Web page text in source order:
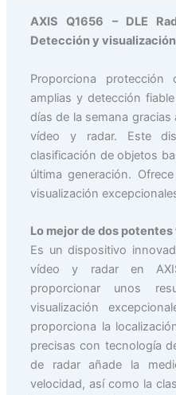
AXIS Q1656 – DLE
Detección y
Proporciona
amplias y detección
días de la semana
vídeo y radar. Este
clasificación de objetos
última generación.
visualización
Lo mejor de dos
Es un dispositivo
vídeo y radar en
proporcionar unos
visualización
proporciona la
precisas con tecnología
de radar añade la
velocidad, así como la